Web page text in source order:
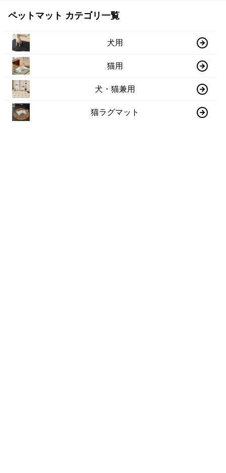
ペットマット カテゴリ一覧
犬用
猫用
犬・猫兼用
猫ラグマット